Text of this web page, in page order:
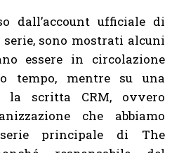
dall’account ufficiale di
sono mostrati alcuni
essere in circolazione
tempo, mentre su una
la scritta CRM, ovvero
che abbiamo
principale di The